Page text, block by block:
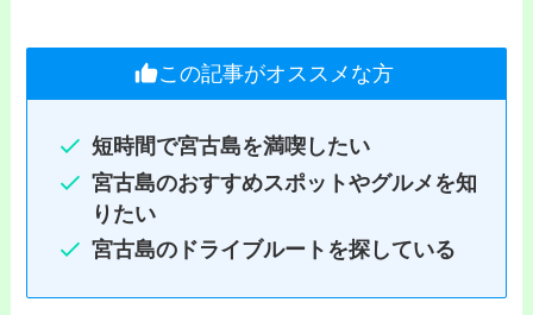
この記事がオススメな方
短時間で宮古島を満喫したい
宮古島のおすすめスポットやグルメを知
りたい
宮古島のドライブルートを探している